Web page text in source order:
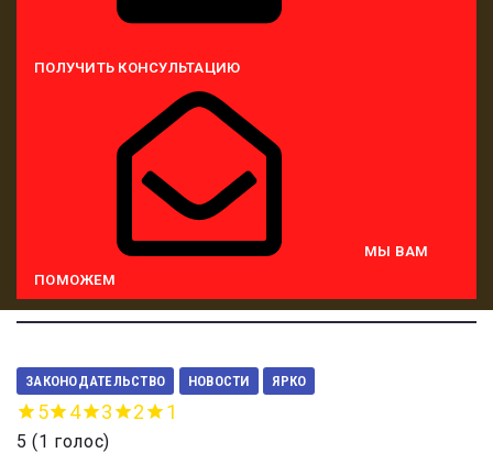
ПОЛУЧИТЬ КОНСУЛЬТАЦИЮ
МЫ ВАМ
ПОМОЖЕМ
ЗАКОНОДАТЕЛЬСТВО НОВОСТИ ЯРКО
5 4 3 2 1
5 (1 голос)